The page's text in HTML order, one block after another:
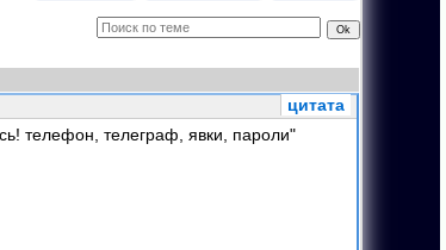
цитата
телефон, телеграф, явки, пароли"